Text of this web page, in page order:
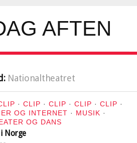
Nationaltheatret
· CLIP · CLIP · CLIP · CLIP ·
OG INTERNET · MUSIK ·
OG DANS
Norge